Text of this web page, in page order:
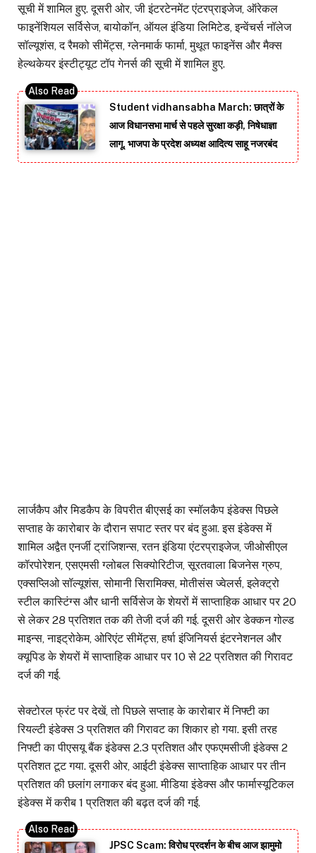
सूची में शामिल हुए. दूसरी ओर, जी इंटरटेनमेंट एंटरप्राइजेज, ऑरेकल
फाइनेंशियल सर्विसेज, बायोकॉन, ऑयल इंडिया लिमिटेड, इन्वेंचर्स नॉलेज
सॉल्यूशंस, द रैमको सीमेंट्स, ग्लेनमार्क फार्मा, मुथूत फाइनेंस और मैक्स
हेल्थकेयर इंस्टीट्यूट टॉप गेनर्स की सूची में शामिल हुए.
Student vidhansabha March: छात्रों के
आज विधानसभा मार्च से पहले सुरक्षा कड़ी, निषेधाज्ञा
लागू, भाजपा के प्रदेश अध्यक्ष आदित्य साहू नजरबंद
लार्जकैप और मिडकैप के विपरीत बीएसई का स्मॉलकैप इंडेक्स पिछले
सप्ताह के कारोबार के दौरान सपाट स्तर पर बंद हुआ. इस इंडेक्स में
शामिल अद्वैत एनर्जी ट्रांजिशन्स, रतन इंडिया एंटरप्राइजेज, जीओसीएल
कॉरपोरेशन, एसएमसी ग्लोबल सिक्योरिटीज, सूरतवाला बिजनेस ग्रुप,
एक्सप्लिओ सॉल्यूशंस, सोमानी सिरामिक्स, मोतीसंस ज्वेलर्स, इलेक्ट्रो
स्टील कास्टिंग्स और धानी सर्विसेज के शेयरों में साप्ताहिक आधार पर 20
से लेकर 28 प्रतिशत तक की तेजी दर्ज की गई. दूसरी ओर डेक्कन गोल्ड
माइन्स, नाइट्रोकेम, ओरिएंट सीमेंट्स, हर्षा इंजिनियर्स इंटरनेशनल और
क्यूपिड के शेयरों में साप्ताहिक आधार पर 10 से 22 प्रतिशत की गिरावट
दर्ज की गई.
सेक्टोरल फ्रंट पर देखें, तो पिछले सप्ताह के कारोबार में निफ्टी का
रियल्टी इंडेक्स 3 प्रतिशत की गिरावट का शिकार हो गया. इसी तरह
निफ्टी का पीएसयू बैंक इंडेक्स 2.3 प्रतिशत और एफएमसीजी इंडेक्स 2
प्रतिशत टूट गया. दूसरी ओर, आईटी इंडेक्स साप्ताहिक आधार पर तीन
प्रतिशत की छलांग लगाकर बंद हुआ. मीडिया इंडेक्स और फार्मास्यूटिकल
इंडेक्स में करीब 1 प्रतिशत की बढ़त दर्ज की गई.
JPSC Scam: विरोध प्रदर्शन के बीच आज झामुमो